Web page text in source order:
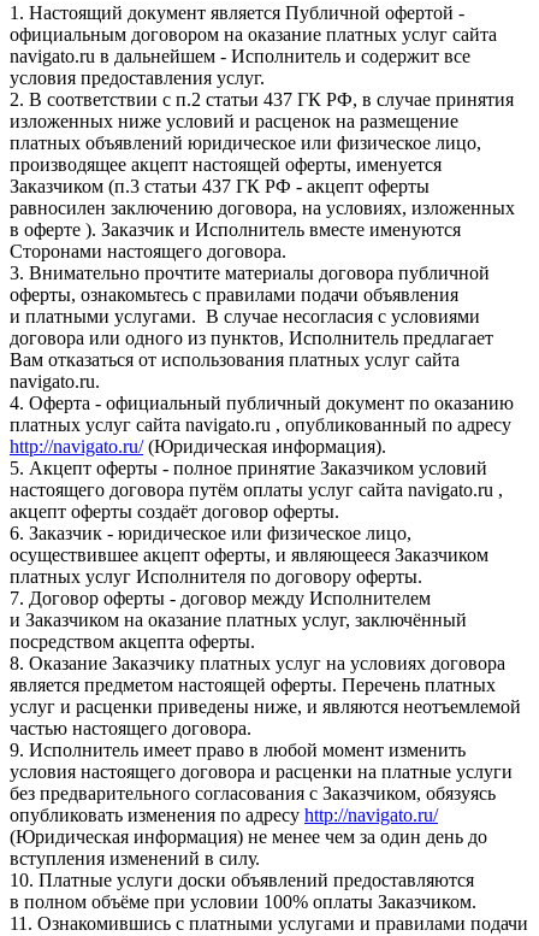
1. Настоящий документ является Публичной офертой -
официальным договором на оказание платных услуг сайта
navigato.ru в дальнейшем - Исполнитель и содержит все
условия предоставления услуг.
2. В соответствии с п.2 статьи 437 ГК РФ, в случае принятия
изложенных ниже условий и расценок на размещение
платных объявлений юридическое или физическое лицо,
производящее акцепт настоящей оферты, именуется
Заказчиком (п.3 статьи 437 ГК РФ - акцепт оферты
равносилен заключению договора, на условиях, изложенных
в оферте ). Заказчик и Исполнитель вместе именуются
Сторонами настоящего договора.
3. Внимательно прочтите материалы договора публичной
оферты, ознакомьтесь с правилами подачи объявления
и платными услугами. В случае несогласия с условиями
договора или одного из пунктов, Исполнитель предлагает
Вам отказаться от использования платных услуг сайта
navigato.ru.
4. Оферта - официальный публичный документ по оказанию
платных услуг сайта navigato.ru , опубликованный по адресу
http://navigato.ru/(Юридическая информация).
5. Акцепт оферты - полное принятие Заказчиком условий
настоящего договора путём оплаты услуг сайта navigato.ru ,
акцепт оферты создаёт договор оферты.
6. Заказчик - юридическое или физическое лицо,
осуществившее акцепт оферты, и являющееся Заказчиком
платных услуг Исполнителя по договору оферты.
7. Договор оферты - договор между Исполнителем
и Заказчиком на оказание платных услуг, заключённый
посредством акцепта оферты.
8. Оказание Заказчику платных услуг на условиях договора
является предметом настоящей оферты. Перечень платных
услуг и расценки приведены ниже, и являются неотъемлемой
частью настоящего договора.
9. Исполнитель имеет право в любой момент изменить
условия настоящего договора и расценки на платные услуги
без предварительного согласования с Заказчиком, обязуясь
опубликовать изменения по адресу http://navigato.ru/
(Юридическая информация) не менее чем за один день до
вступления изменений в силу.
10. Платные услуги доски объявлений предоставляются
в полном объёме при условии 100% оплаты Заказчиком.
11. Ознакомившись с платными услугами и правилами подачи